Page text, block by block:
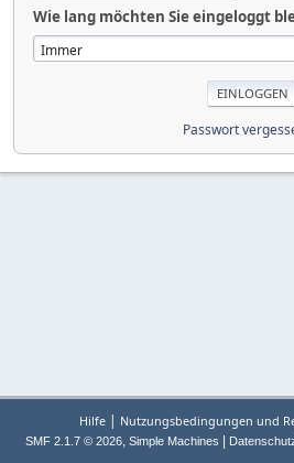
Wie lang möchten Sie eingeloggt
Passwort
Hilfe | Nutzungsbedingungen und
SMF 2.1.7 © 2026, Simple Machines